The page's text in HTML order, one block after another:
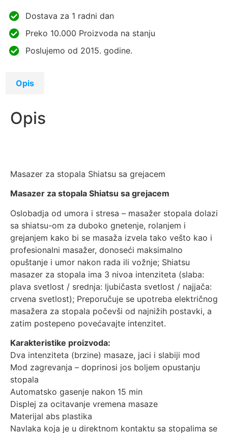
Dostava za 1 radni dan
Preko 10.000 Proizvoda na stanju
Poslujemo od 2015. godine.
Opis
Opis
Masazer za stopala Shiatsu sa grejacem
Masazer za stopala Shiatsu sa grejacem
Oslobadja od umora i stresa – masažer stopala dolazi
sa shiatsu-om za duboko gnetenje, rolanjem i
grejanjem kako bi se masaža izvela tako vešto kao i
profesionalni masažer, donoseći maksimalno
opuštanje i umor nakon rada ili vožnje; Shiatsu
masazer za stopala ima 3 nivoa intenziteta (slaba:
plava svetlost / srednja: ljubičasta svetlost / najjača:
crvena svetlost); Preporučuje se upotreba električnog
masažera za stopala počevši od najnižih postavki, a
zatim postepeno povećavajte intenzitet.
Karakteristike proizvoda:
Dva intenziteta (brzine) masaze, jaci i slabiji mod
Mod zagrevanja – doprinosi jos boljem opustanju
stopala
Automatsko gasenje nakon 15 min
Displej za ocitavanje vremena masaze
Materijal abs plastika
Navlaka koja je u direktnom kontaktu sa stopalima se